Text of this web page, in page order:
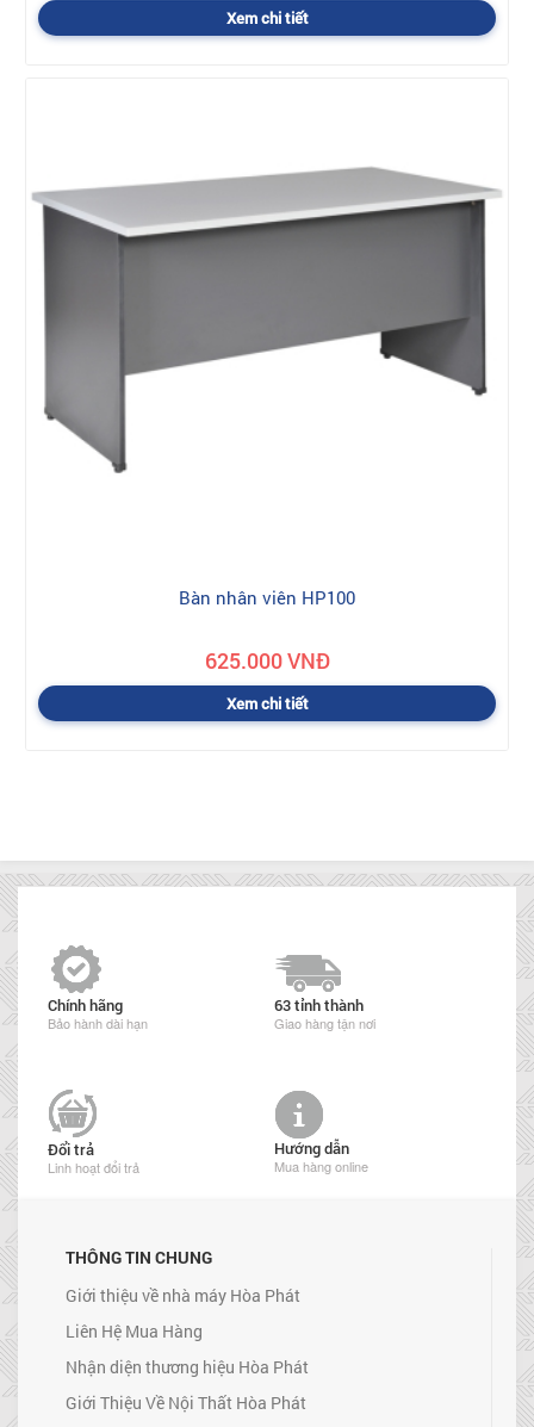
Xem chi tiết
Bàn nhân viên HP100
625.000 VNĐ
Xem chi tiết
Chính hãng
Bảo hành dài hạn
63 tỉnh thành
Giao hàng tận nơi
Đổi trả
Linh hoạt đổi trả
Hướng dẫn
Mua hàng online
THÔNG TIN CHUNG
Giới thiệu về nhà máy Hòa Phát
Liên Hệ Mua Hàng
Nhận diện thương hiệu Hòa Phát
Giới Thiệu Về Nội Thất Hòa Phát